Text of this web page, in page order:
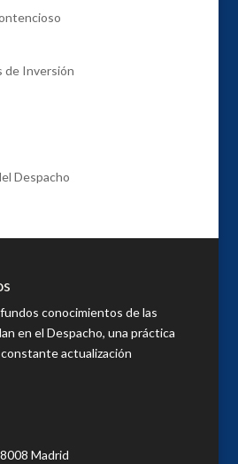
de Inversión
Despacho
conocimientos de las
en el Despacho, una práctica
actualización
Madrid